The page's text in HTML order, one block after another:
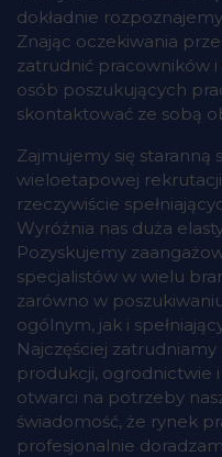
dokładnie
Znając oczekiwania
zatrudnić pracowników
osób poszukujących
skontaktować ze sobą
Zajmujemy się staranną
wieloetapowej
rzeczywiście
Wyróżnia nas duża
Pozyskujemy
specjalistów w wielu
zarówno w
ogólnym, jak i
Najczęściej
produkcji, ogrodnictwie
otwarci na potrzeby
świadomość, że rynek
profesjonalnie